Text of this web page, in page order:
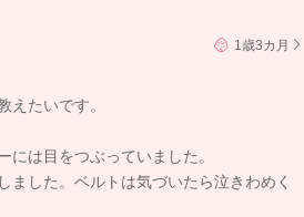
1歳3カ月
たいです。
は目をつぶっていました。
ました。ベルトは気づいたら泣きわめく